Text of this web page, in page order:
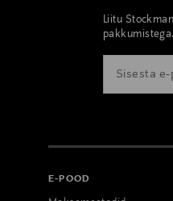
Liitu
E-POOD